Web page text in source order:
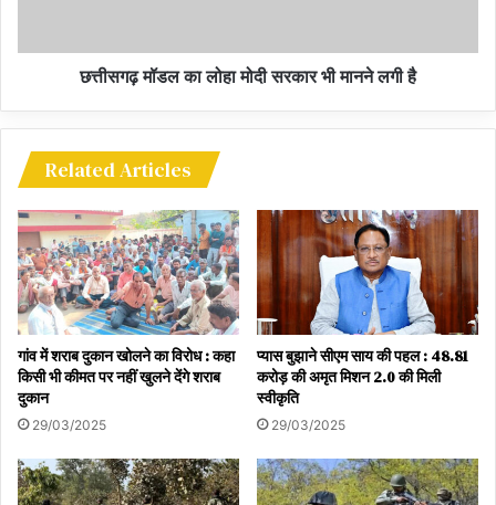
this time studied in English medium
इस बार इंग्लिश मीडियम में पढ़े
छत्तीसगढ़ मॉडल का लोहा मोदी सरकार भी मानने लगी है
Related Articles
गांव में शराब दुकान खोलने का विरोध : कहा
किसी भी कीमत पर नहीं खुलने देंगे शराब
दुकान
29/03/2025
प्यास बुझाने सीएम साय की पहल : 48.81
करोड़ की अमृत मिशन 2.0 की मिली
स्वीकृति
29/03/2025